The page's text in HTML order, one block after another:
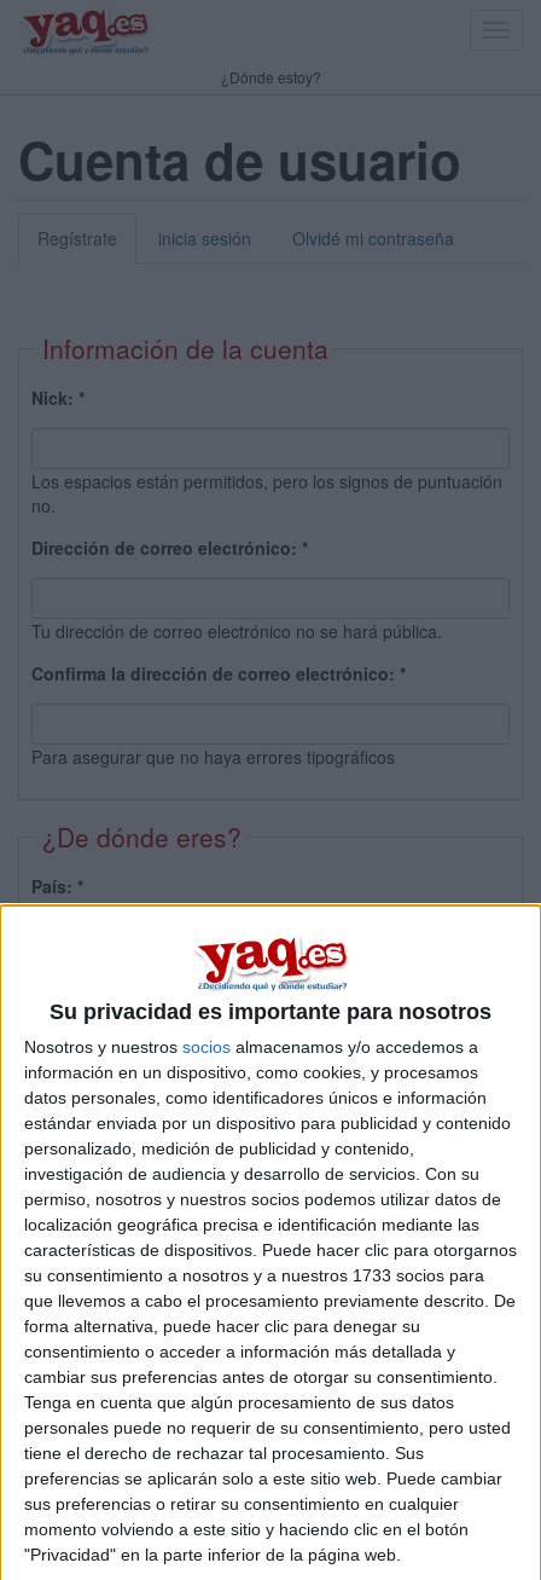
Su privacidad es importante para nosotros
Nosotros y nuestros socios almacenamos y/o accedemos a
información en un dispositivo, como cookies, y procesamos
datos personales, como identificadores únicos e información
estándar enviada por un dispositivo para publicidad y contenido
personalizado, medición de publicidad y contenido,
investigación de audiencia y desarrollo de servicios. Con su
permiso, nosotros y nuestros socios podemos utilizar datos de
localización geográfica precisa e identificación mediante las
características de dispositivos. Puede hacer clic para otorgarnos
su consentimiento a nosotros y a nuestros 1733 socios para
que llevemos a cabo el procesamiento previamente descrito. De
forma alternativa, puede hacer clic para denegar su
consentimiento o acceder a información más detallada y
cambiar sus preferencias antes de otorgar su consentimiento.
Tenga en cuenta que algún procesamiento de sus datos
personales puede no requerir de su consentimiento, pero usted
tiene el derecho de rechazar tal procesamiento. Sus
preferencias se aplicarán solo a este sitio web. Puede cambiar
sus preferencias o retirar su consentimiento en cualquier
momento volviendo a este sitio y haciendo clic en el botón
"Privacidad" en la parte inferior de la página web.
¿Dónde estoy?
Cuenta de usuario
Regístrate inicia sesión Olvidé mi contraseña
Información de la cuenta
Nick: *
Los espacios están permitidos, pero los signos de puntuación
no.
Dirección de correo electrónico: *
Tu dirección de correo electrónico no se hará pública.
Confirma la dirección de correo electrónico: *
Para asegurar que no haya errores tipográficos
¿De dónde eres?
País: *
Sobre ti
Soy:*
Chico
Chica
¿En qué año terminas (o terminaste) bachillerato o FP?
Soy estudiante de:*
Términos y Condiciones de Uso
Aceptolos Términos y Condicionesde uso*